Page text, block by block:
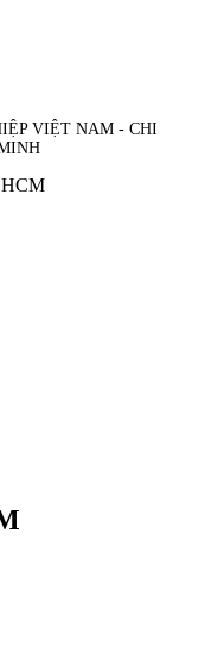
VIỆT NAM - CHI
HCM